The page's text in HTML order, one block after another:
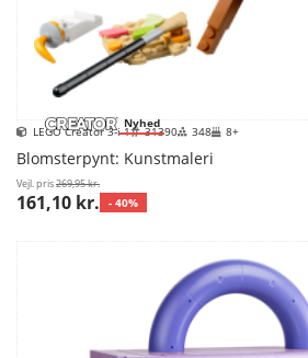
Nyhed
LEGO Creator 3-i-1 31390 348 8+
Blomsterpynt: Kunstmaleri
Vejl. pris269,95 kr.
161,10 kr. - 40%